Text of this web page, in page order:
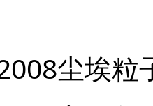
尘埃